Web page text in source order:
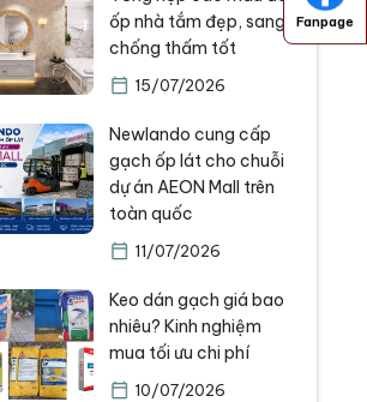
ốp nhà tắm đẹp, sang,
chống thấm tốt
15/07/2026
Newlando cung cấp
gạch ốp lát cho chuỗi
dự án AEON Mall trên
toàn quốc
11/07/2026
Keo dán gạch giá bao
nhiêu? Kinh nghiệm
mua tối ưu chi phí
10/07/2026
Fanpage